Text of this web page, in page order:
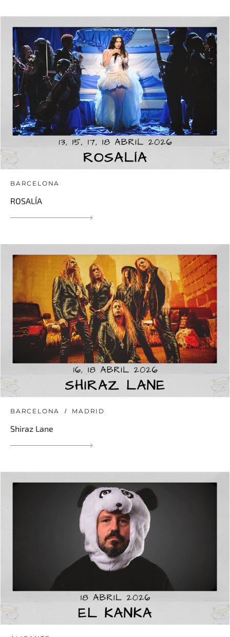
BARCELONA
ROSALÍA
BARCELONA MADRID
Shiraz Lane